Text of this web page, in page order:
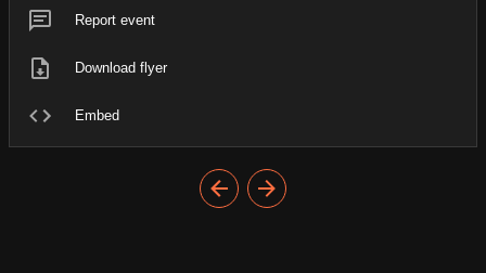
Report event
Download flyer
Embed